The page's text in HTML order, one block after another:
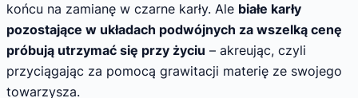
końcu na zamianę w czarne karły. Ale białe karły
pozostające w układach podwójnych za wszelką cenę
próbują utrzymać się przy życiu – akreując, czyli
przyciągając za pomocą grawitacji materię ze swojego
towarzysza.